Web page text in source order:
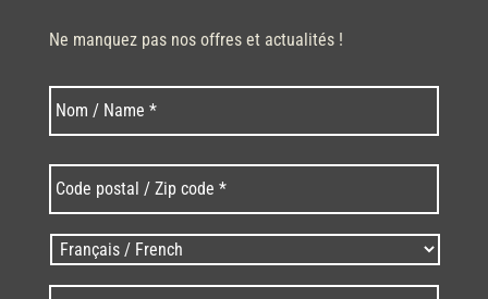
Ne manquez pas nos offres et actualités !
Nom * Nom
postal
/
Zip
code
* *
Langues
/
Language *